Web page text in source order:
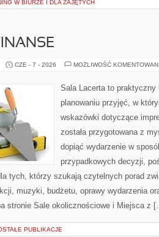
W BIURZE I DLA ZAJĘTYCH
CZE - 7 - 2026 MOŻLIWOŚĆ
Sala Lacerta to praktyczny
planowaniu przyjęć, w
wskazówki dotyczące
została przygotowana z
dopiąć wydarzenie w
przypadkowych decyzji,
tych, którzy szukają czytelnych porad
muzyki, budżetu, oprawy wydarzenia
stronie Sale okolicznościowe i Miejsca z
PUBLIKACJE